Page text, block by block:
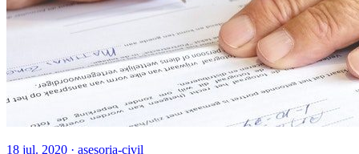
18 jul. 2020 · asesoria-civil